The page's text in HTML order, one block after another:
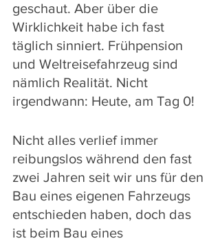
geschaut. Aber über die
Wirklichkeit habe ich fast
täglich sinniert. Frühpension
und Weltreisefahrzeug sind
nämlich Realität. Nicht
irgendwann: Heute, am Tag 0!
Nicht alles verlief immer
reibungslos während den fast
zwei Jahren seit wir uns für den
Bau eines eigenen Fahrzeugs
entschieden haben, doch das
ist beim Bau eines